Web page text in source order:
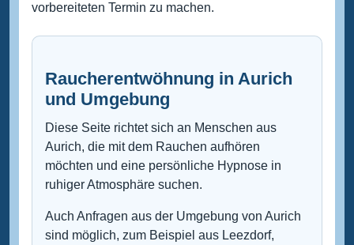
vorbereiteten Termin zu machen.
Raucherentwöhnung in Aurich
und Umgebung
Diese Seite richtet sich an Menschen aus
Aurich, die mit dem Rauchen aufhören
möchten und eine persönliche Hypnose in
ruhiger Atmosphäre suchen.
Auch Anfragen aus der Umgebung von Aurich
sind möglich, zum Beispiel aus Leezdorf,